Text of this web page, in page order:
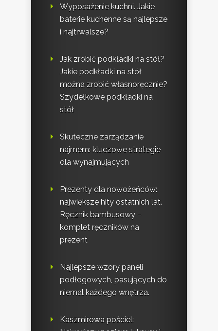
Wyposażenie kuchni. Jakie
baterie kuchenne są najlepsze
i najtrwalsze?
Jak zrobić podkładki na stół?
Jakie podkładki na stół
można zrobić własnoręcznie?
Szydełkowe podkładki na
stół
Skuteczne zarządzanie
najmem: kluczowe strategie
dla wynajmujących
Prezenty dla nowożeńców:
największe hity ostatnich lat.
Ręcznik bambusowy –
komplet ręczników na
prezent
Najlepsze wzory paneli
podłogowych, pasujących do
niemal każdego wnętrza.
Kaszmirowa pościel: